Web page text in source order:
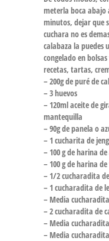
meterla boca abajo
minutos, dejar que
cuchara no es
calabaza la puedes
congelado en
recetas, tartas,
– 200g de puré de
– 3 huevos
– 120ml aceite de
mantequilla
– 90g de panela o
– 1 cucharita de
– 100 g de harina
– 100 g de harina
– 1/2 cucharadita
– 1 cucharadita de
– Media
– 2 cucharadita de
– Media
– Media